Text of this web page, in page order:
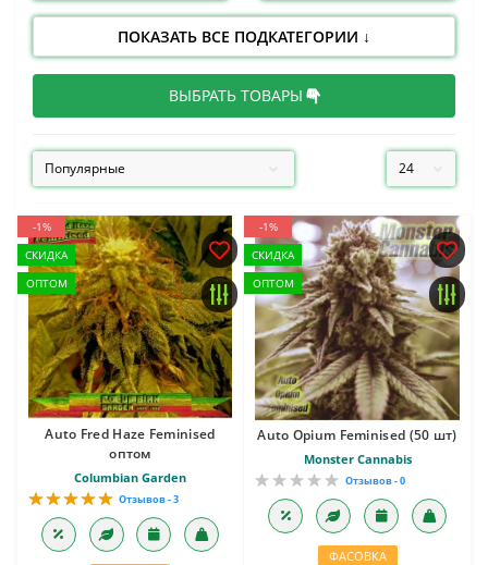
ПОКАЗАТЬ ВСЕ ПОДКАТЕГОРИИ ↓
ВЫБРАТЬ ТОВАРЫ
-1%
СКИДКА
ОПТОМ
Auto Fred Haze Feminised
оптом
Columbian Garden
Отзывов - 3
-1%
СКИДКА
ОПТОМ
Auto Opium Feminised (50 шт)
Monster Cannabis
Отзывов - 0
ФАСОВКА